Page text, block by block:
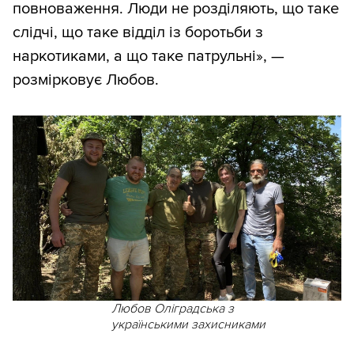
повноваження. Люди не розділяють, що таке
слідчі, що таке відділ із боротьби з
наркотиками, а що таке патрульні», —
розмірковує Любов.
Любов Оліградська з
українськими захисниками